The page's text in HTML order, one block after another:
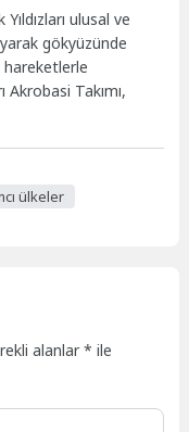
ulusal ve
gökyüzünde
hareketlerle
Akrobasi Takımı,
ülkeler
alanlar* ile